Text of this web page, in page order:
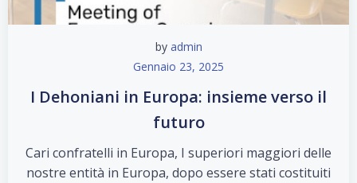
by admin
Gennaio 23, 2025
I Dehoniani in Europa: insieme verso il
futuro
Cari confratelli in Europa, I superiori maggiori delle
nostre entità in Europa, dopo essere stati costituiti